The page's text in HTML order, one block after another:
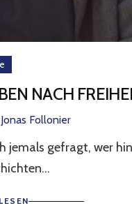
NACH
Jonas Follonier
jemals gefragt, wer